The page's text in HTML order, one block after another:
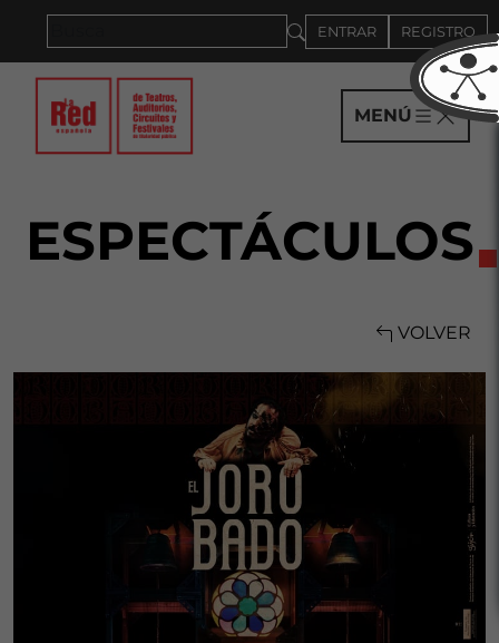
ENTRAR REGISTRO
MENÚ
ESPECTÁCULOS
VOLVER